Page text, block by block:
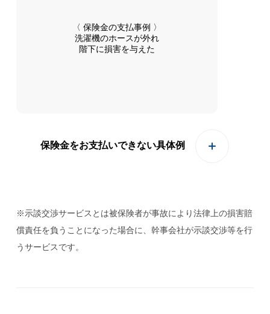
〈 保険金の支払事例 〉
洗濯機のホースが外れ
階下に損害を与えた
保険金をお支払いできない具体例
※示談交渉サービスとは被保険者が事故により法律上の損害賠
償責任を負うことになった場合に、幹事会社が示談交渉等を行
うサービスです。